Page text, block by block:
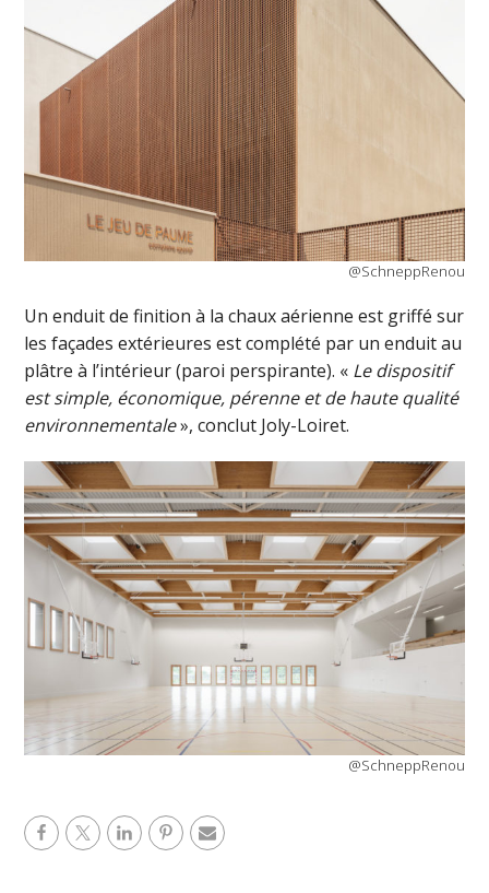
@SchneppRenou
Un enduit de finition à la chaux aérienne est griffé sur
les façades extérieures est complété par un enduit au
plâtre à l’intérieur (paroi perspirante). « Le dispositif
est simple, économique, pérenne et de haute qualité
environnementale», conclut Joly-Loiret.
@SchneppRenou